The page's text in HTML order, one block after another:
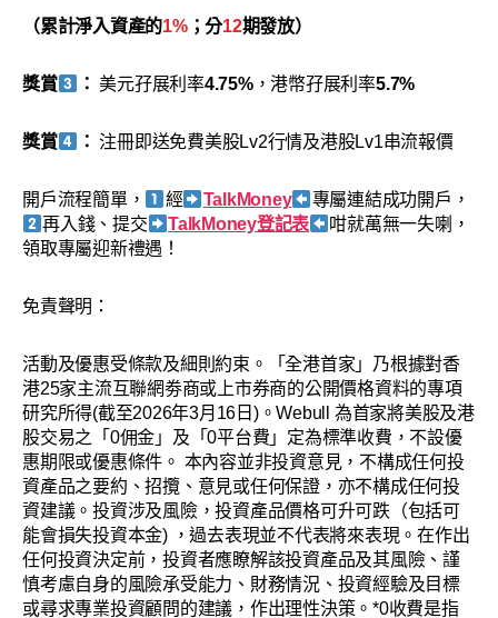
（累計淨入資產的1%；分12期發放）
獎賞 ： 美元孖展利率4.75%，港幣孖展利率5.7%
獎賞 ： 注冊即送免費美股Lv2行情及港股Lv1串流報價
開戶流程簡單， 經 TalkMoney
專屬連結成功開戶，
再入錢、提交
TalkMoney登記表
咁就萬無一失喇，
領取專屬迎新禮遇！
免責聲明：​
活動及優惠受條款及細則約束。「全港首家」乃根據對香
港25家主流互聯網劵商或上市券商的公開價格資料的專項
研究所得(截至2026年3月16日)。Webull 為首家將美股及港
股交易之「0佣金」及「0平台費」定為標準收費，不設優
惠期限或優惠條件。 本內容並非投資意見，不構成任何投
資產品之要約、招攬、意見或任何保證，亦不構成任何投
資建議。投資涉及風險，投資產品價格可升可跌（包括可
能會損失投資本金) ，過去表現並不代表將來表現。在作出
任何投資決定前，投資者應瞭解該投資產品及其風險、謹
慎考慮自身的風險承受能力、財務情況、投資經驗及目標
或尋求專業投資顧問的建議，作出理性決策。*0收費是指